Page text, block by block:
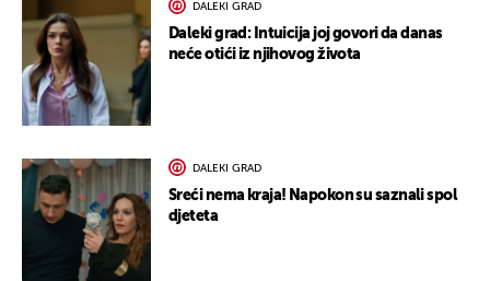
DALEKI GRAD
Daleki grad: Intuicija joj govori da danas
neće otići iz njihovog života
DALEKI GRAD
Sreći nema kraja! Napokon su saznali spol
djeteta